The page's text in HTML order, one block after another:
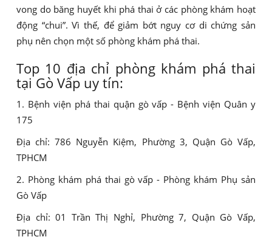
vong do băng huyết khi phá thai ở các phòng khám hoạt
động “chui”. Vì thế, để giảm bớt nguy cơ di chứng sản
phụ nên chọn một số phòng khám phá thai.
Top 10 địa chỉ phòng khám phá thai
tại Gò Vấp uy tín:
1. Bệnh viện phá thai quận gò vấp - Bệnh viện Quân y
175
Địa chỉ: 786 Nguyễn Kiệm, Phường 3, Quận Gò Vấp,
TPHCM
2. Phòng khám phá thai gò vấp - Phòng khám Phụ sản
Gò Vấp
Địa chỉ: 01 Trần Thị Nghỉ, Phường 7, Quận Gò Vấp,
TPHCM